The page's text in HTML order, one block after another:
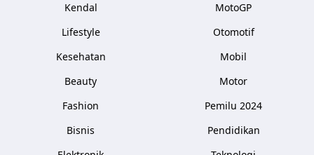
Kendal
Lifestyle
Kesehatan
Beauty
Fashion
Bisnis
MotoGP
Otomotif
Mobil
Motor
Pemilu 2024
Pendidikan